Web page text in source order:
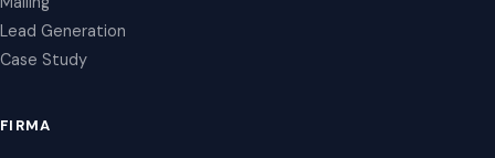
Lead Generation
Case Study
FIRMA